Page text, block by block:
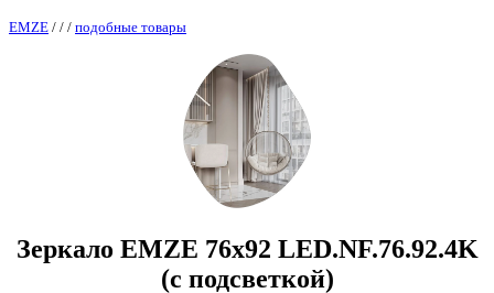
EMZE / / / подобные товары
Зеркало EMZE 76x92 LED.NF.76.92.4K
(с подсветкой)